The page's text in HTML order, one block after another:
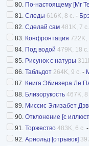
80. По-настоящему [Mr
81. Следы 616K, 8 с. -
82. Сделай сам 481K, 7 с.
83. Конфронтация 722K,
84. Под водой 479K, 18 с.
85. Рисунок с натуры
86. Табльдот 264K, 9 с. -
87. Книга Эбинзера Ле
88. Близорукость 467K, 8
89. Миссис Элизабет
90. Отклонение [с
91. Торжество 483K, 6 с. -
92. Арнольд [отрывок]